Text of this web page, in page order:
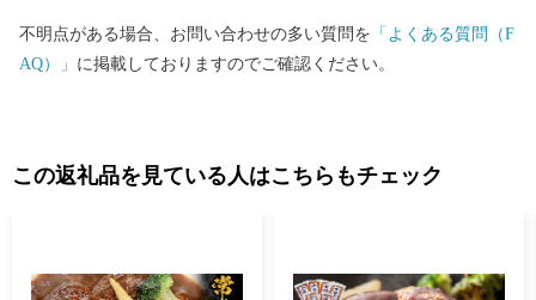
不明点がある場合、お問い合わせの多い質問を 「よくある質問（F
AQ）」 に掲載しておりますのでご確認ください。
この返礼品を見ている人はこちらもチェック